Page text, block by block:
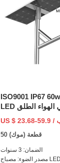
ISO9001 IP67
LED مقاوم للماء في الهواء الطلق OEM
ODM الكل في واحد الطاقة الشمسية
ضوء الشارع مع
بطارية ليثيوم
50 قطعة (موك)
الضمان: 3 سنوات
مصدر الضوء: مصباح LED